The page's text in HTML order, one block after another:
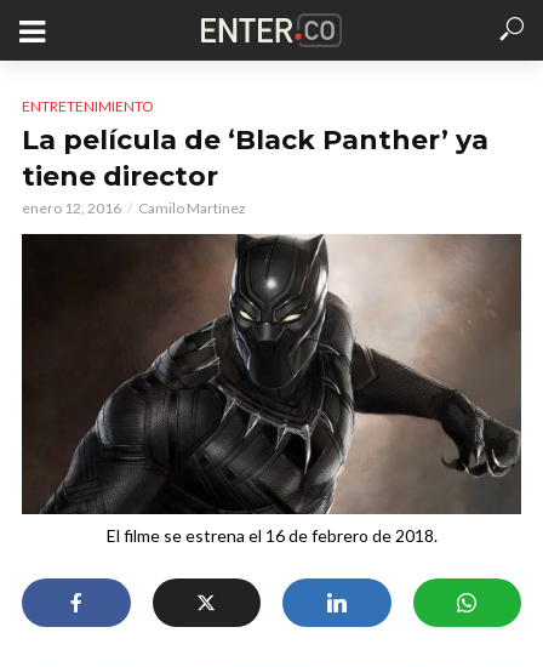
ENTRETENIMIENTO
La película de ‘Black Panther’ ya
tiene director
enero 12, 2016 Camilo Martínez
El filme se estrena el 16 de febrero de 2018.